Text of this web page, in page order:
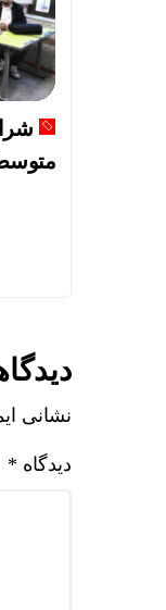
نشانی
دیدگاه *